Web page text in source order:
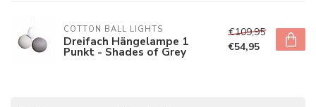
COTTON BALL LIGHTS
Dreifach Hängelampe 1
Punkt - Shades of Grey
€109,95
€54,95